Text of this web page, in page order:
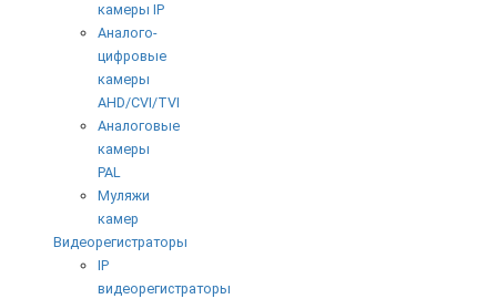
камеры IP
Аналого-
цифровые
камеры
AHD/CVI/TVI
Аналоговые
камеры
PAL
Муляжи
камер
Видеорегистраторы
IP
видеорегистраторы